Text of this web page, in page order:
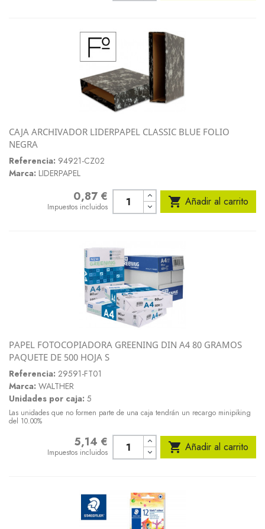
CAJA ARCHIVADOR LIDERPAPEL CLASSIC BLUE FOLIO
NEGRA
Referencia: 94921-CZ02
Marca: LIDERPAPEL
0,87 €
Impuestos incluidos  Añadir al carrito
PAPEL FOTOCOPIADORA GREENING DIN A4 80 GRAMOS
PAQUETE DE 500 HOJA S
Referencia: 29591-FT01
Marca: WALTHER
Unidades por caja: 5
Las unidades que no formen parte de una caja tendrán un recargo minipiking
del 10.00%
5,14 €
Impuestos incluidos  Añadir al carrito